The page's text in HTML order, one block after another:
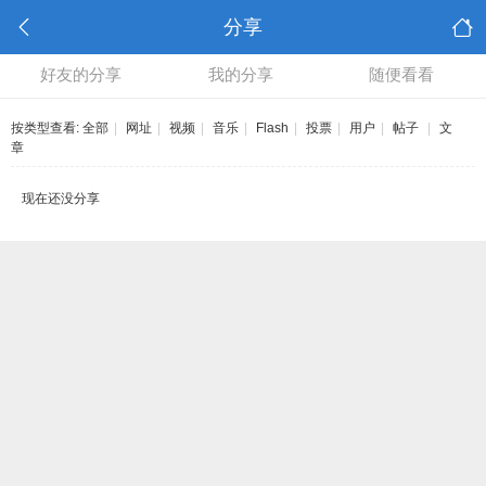
分享
好友的分享 我的分享 随便看看
按类型查看: 全部 网址 视频 音乐 Flash 投票 用户 帖子
文
章
现在还没分享